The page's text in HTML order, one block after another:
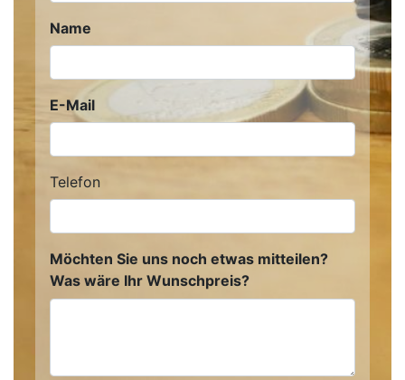
Name
E-Mail
Telefon
Möchten Sie uns noch etwas mitteilen?
Was wäre Ihr Wunschpreis?